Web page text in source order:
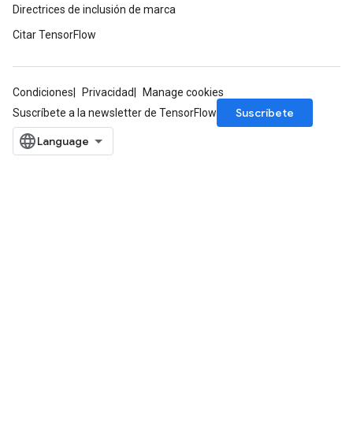
Directrices de inclusión de marca
Citar TensorFlow
Condiciones Privacidad
Manage cookies
Suscríbete a la newsletter de TensorFlow
Suscríbete